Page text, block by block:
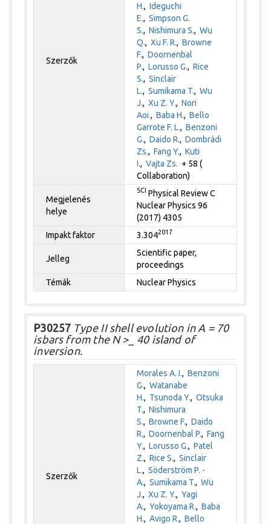
Szerzők
H.,Ideguchi
E.,Simpson G.
S.,Nishimura S.,Wu
Q.,Xu F. R.,Browne
F.,Doornenbal
P.,Lorusso G.,Rice
S.,Sinclair
L.,Sumikama T.,Wu
J.,Xu Z. Y.,Nori
Aoi.,Baba H.,Bello
Garrote F. L.,Benzoni
G.,Daido R.,Dombrádi
Zs.,Fang Y.,Kuti
I.,Vajta Zs. + 58 (
Collaboration)
Megjelenés
helye
SCI Physical Review C
Nuclear Physics 96
(2017) 4305
Impakt faktor
3.3042017
Jelleg
Scientific paper,
proceedings
Témák
Nuclear Physics
P30257 Type II shell evolution in A = 70
isbars from the N >_ 40 island of
inversion.
Szerzők
Morales A. I.,Benzoni
G.,Watanabe
H., Tsunoda Y.,Otsuka
T.,Nishimura
S.,Browne F.,Daido
R.,Doornenbal P.,Fang
Y.,Lorusso G.,Patel
Z.,Rice S.,Sinclair
L.,Söderström P. -
A.,Sumikama T.,Wu
J.,Xu Z. Y.,Yagi
A.,Yokoyama R.,Baba
H.,Avigo R.,Bello